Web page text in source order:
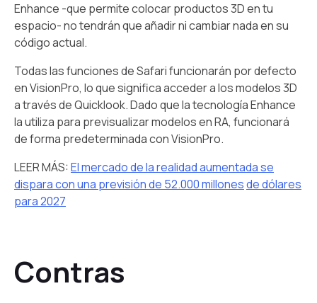
Enhance -que permite colocar productos 3D en tu
espacio- no tendrán que añadir ni cambiar nada en su
código actual.
Todas las funciones de Safari funcionarán por defecto
en VisionPro, lo que significa acceder a los modelos 3D
a través de Quicklook. Dado que la tecnología Enhance
la utiliza para previsualizar modelos en RA, funcionará
de forma predeterminada con VisionPro.
LEER MÁS:El mercado de la realidad aumentada se
dispara con una previsión de 52.000 millonesde dólares
para 2027
Contras